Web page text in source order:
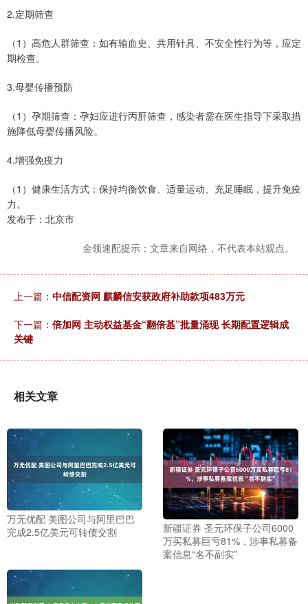
2.定期筛查
（1）高危人群筛查：如有输血史、共用针具、不安全性行为等，应定
期检查。
3.母婴传播预防
（1）孕期筛查：孕妇应进行丙肝筛查，感染者需在医生指导下采取措
施降低母婴传播风险。
4.增强免疫力
（1）健康生活方式：保持均衡饮食、适量运动、充足睡眠，提升免疫
力。
发布于：北京市
金领速配提示：文章来自网络，不代表本站观点。
上一篇： 中信配资网 麒麟信安获政府补助款项483万元
下一篇： 倍加网 主动权益基金“翻倍基”批量涌现 长期配置逻辑成
关键
相关文章
万无优配 美图公司与阿里巴巴
完成2.5亿美元可转债交割
新疆证券 圣元环保子公司6000
万买私募巨亏81%，涉事私募备
案信息“名不副实”